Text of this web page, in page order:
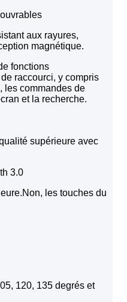
aux rayures,
magnétique.
fonctions
raccourci, y compris
les commandes de
et la recherche.
supérieure avec
3.0
les touches du
120, 135 degrés et